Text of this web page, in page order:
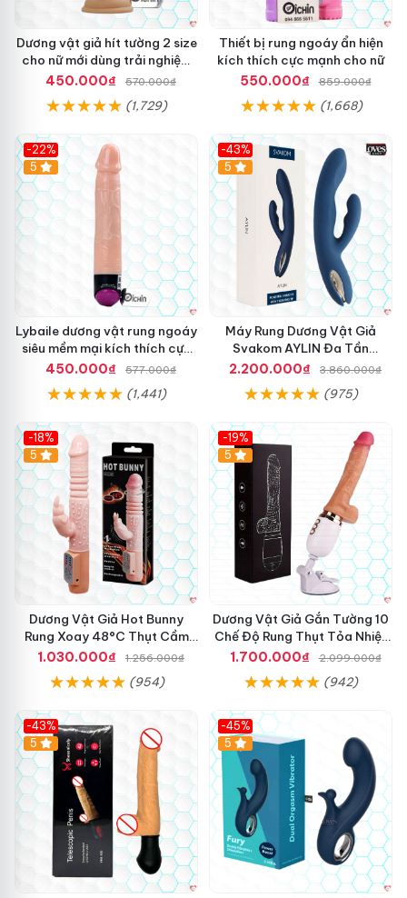
Dương vật giả hít tường 2 size
cho nữ mới dùng trải nghiệm
thật
450.000₫ 570.000₫
(1,729)
Thiết bị rung ngoáy ẩn hiện
kích thích cực mạnh cho nữ
550.000₫
859.000₫
(1,668)
-22%
Hot
5
Lybaile dương vật rung ngoáy
siêu mềm mại kích thích cực
mạnh
450.000₫ 577.000₫
(1,441)
-43%
Hot
5
Máy Rung Dương Vật Giả
Svakom AYLIN Đa Tần
Massage Sướng
2.200.000₫ 3.860.000₫
(975)
-18%
Hot
5
Dương Vật Giả Hot Bunny
Rung Xoay 48°C Thụt Cầm
Tay
1.030.000₫ 1.256.000₫
(954)
-19%
Hot
5
Dương Vật Giả Gắn Tường 10
Chế Độ Rung Thụt Tỏa Nhiệt
Cao Cấp
1.700.000₫ 2.099.000₫
(942)
-43%
5
-45%
Hot
5